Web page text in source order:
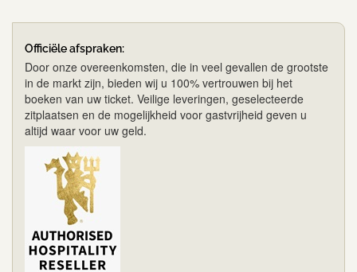
Officiële afspraken:
Door onze overeenkomsten, die in veel gevallen de grootste
in de markt zijn, bieden wij u 100% vertrouwen bij het
boeken van uw ticket. Veilige leveringen, geselecteerde
zitplaatsen en de mogelijkheid voor gastvrijheid geven u
altijd waar voor uw geld.